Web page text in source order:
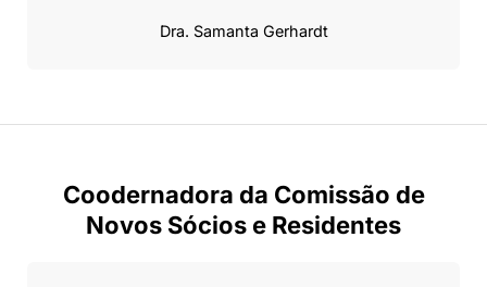
Dra. Samanta Gerhardt
Coodernadora da Comissão de
Novos Sócios e Residentes